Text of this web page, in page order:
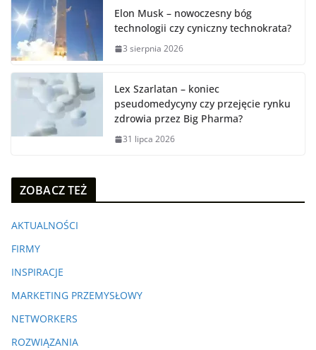
Elon Musk – nowoczesny bóg
technologii czy cyniczny technokrata?
3 sierpnia 2026
Lex Szarlatan – koniec
pseudomedycyny czy przejęcie rynku
zdrowia przez Big Pharma?
31 lipca 2026
ZOBACZ TEŻ
AKTUALNOŚCI
FIRMY
INSPIRACJE
MARKETING PRZEMYSŁOWY
NETWORKERS
ROZWIĄZANIA